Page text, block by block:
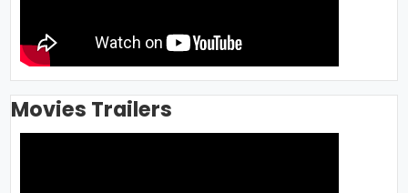
Movies Trailers